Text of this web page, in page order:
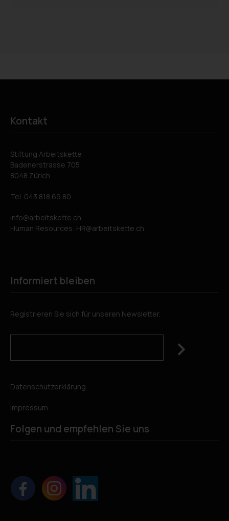
Kontakt
Stiftung Arbeitskette
Badenerstrasse 705
8048 Zürich
Tel. 043 818 69 80
info
arbeitskette.ch
Human Resources: HR arbeitskette.ch
Informiert bleiben
Registrieren Sie sich für unseren Newsletter.
Datenschutzerklärung
Impressum
Folgen und empfehlen Sie uns